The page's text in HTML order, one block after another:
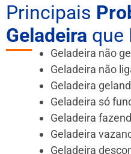
Principais
Geladeira que
Geladeira não
Geladeira não
Geladeira
Geladeira só
Geladeira
Geladeira
Geladeira